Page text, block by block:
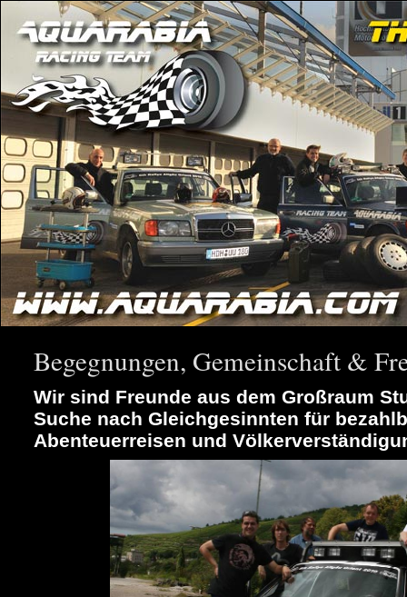
Begegnungen, Gemeinschaft &
Wir sind Freunde aus dem Großraum
Suche nach Gleichgesinnten für
Abenteuerreisen und